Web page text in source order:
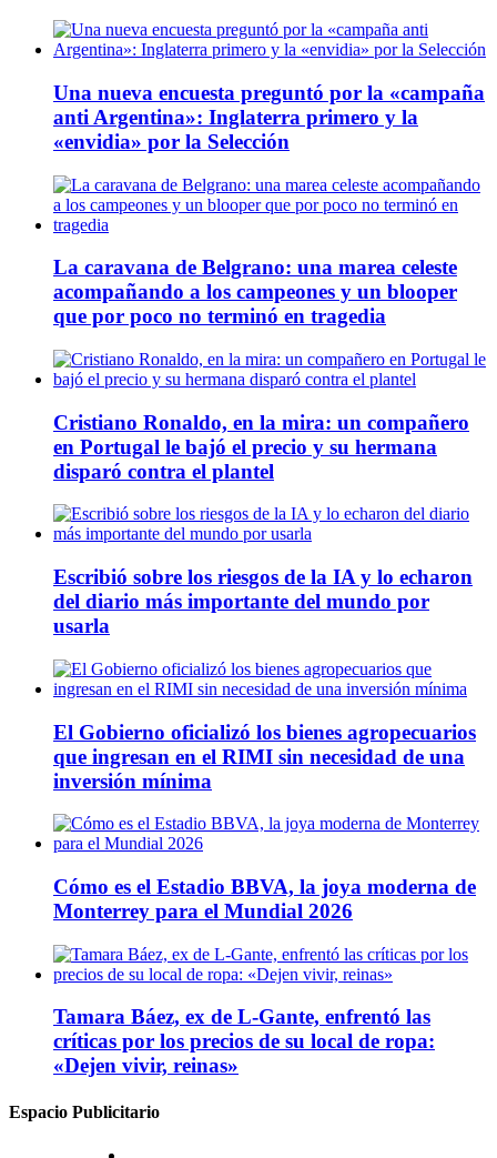
Una nueva encuesta preguntó por la «campaña
anti Argentina»: Inglaterra primero y la
«envidia» por la Selección
La caravana de Belgrano: una marea celeste
acompañando a los campeones y un blooper
que por poco no terminó en tragedia
Cristiano Ronaldo, en la mira: un compañero
en Portugal le bajó el precio y su hermana
disparó contra el plantel
Escribió sobre los riesgos de la IA y lo echaron
del diario más importante del mundo por
usarla
El Gobierno oficializó los bienes agropecuarios
que ingresan en el RIMI sin necesidad de una
inversión mínima
Cómo es el Estadio BBVA, la joya moderna de
Monterrey para el Mundial 2026
Tamara Báez, ex de L-Gante, enfrentó las
críticas por los precios de su local de ropa:
«Dejen vivir, reinas»
Espacio Publicitario